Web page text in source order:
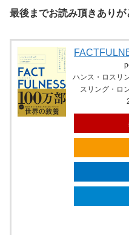
最後までお読み頂きありが
ハンス・ロスリ
スリング・ロ